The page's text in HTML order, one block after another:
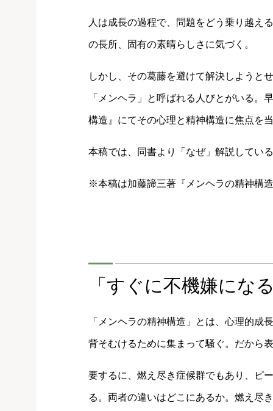
人は成長の過程で、問題をどう乗り越え
の長所、固有の素晴らしさに気づく。
しかし、その葛藤を避けて解決しようと
「メンヘラ」と呼ばれる人びとがいる。
構造』にてその心理と精神構造に焦点を
本稿では、同書より「なぜ」解説してい
※本稿は加藤諦三著『メンヘラの精神構
「すぐに不機嫌にな
「メンヘラの精神構造」とは、心理的成
背そむけるために集まって騒ぐ。だから
要するに、燃え尽き症候群でもあり、ピ
る。両者の違いはどこにあるか。燃え尽